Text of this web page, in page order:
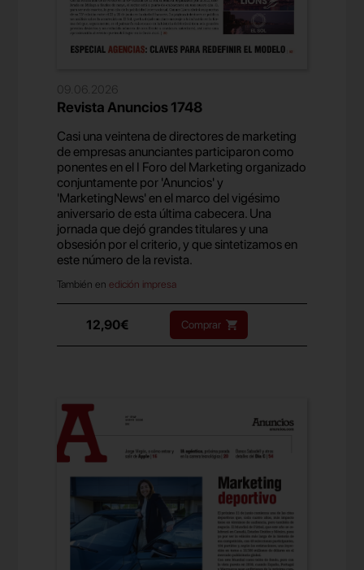
09.06.2026
Revista Anuncios 1748
Casi una veintena de directores de marketing
de empresas anunciantes participaron como
ponentes en el I Foro del Marketing organizado
conjuntamente por 'Anuncios' y
'MarketingNews' en el marco del vigésimo
aniversario de esta última cabecera. Una
jornada que dejó grandes titulares y una
obsesión por el criterio, y que sintetizamos en
este número de la revista.
También enedición impresa
12,90€ Comprar